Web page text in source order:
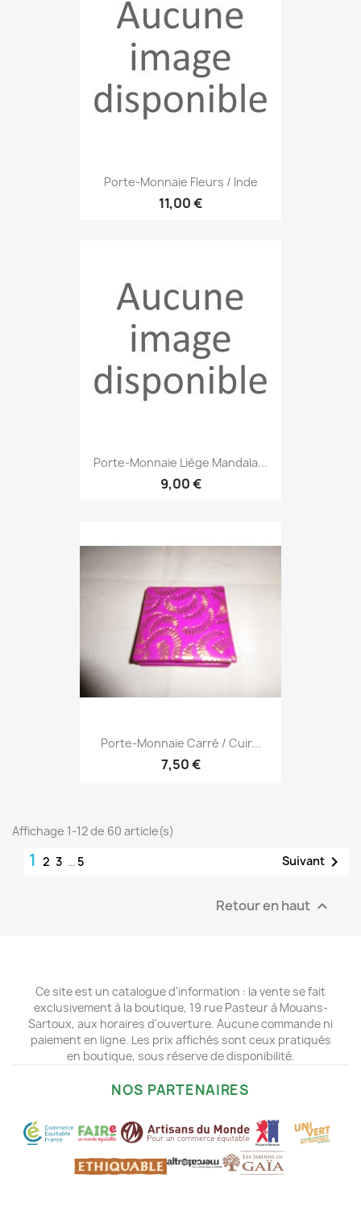
Porte-Monnaie Fleurs / Inde
11,00 €
Porte-Monnaie Liège Mandala...
9,00 €
Porte-Monnaie Carré / Cuir...
7,50 €
Affichage 1-12 de 60 article(s)
1 2 3 … 5 Suivant 
Retour en haut 
Ce site est un catalogue d'information : la vente se fait
exclusivement à la boutique, 19 rue Pasteur à Mouans-
Sartoux, aux horaires d'ouverture. Aucune commande ni
paiement en ligne. Les prix affichés sont ceux pratiqués
en boutique, sous réserve de disponibilité.
NOS PARTENAIRES